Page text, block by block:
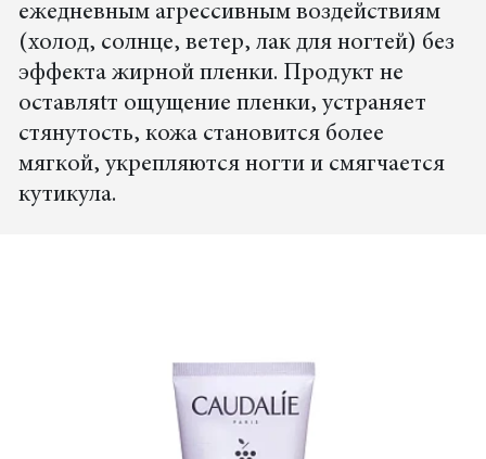
ежедневным агрессивным воздействиям
(холод, солнце, ветер, лак для ногтей) без
эффекта жирной пленки. Продукт не
оставляtт ощущение пленки, устраняет
стянутость, кожа становится более
мягкой, укрепляются ногти и смягчается
кутикула.